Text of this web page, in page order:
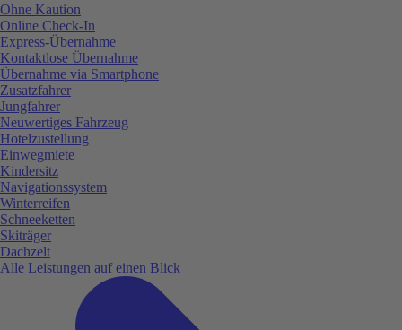
Ohne Kaution
Online Check-In
Express-Übernahme
Kontaktlose Übernahme
Übernahme via Smartphone
Zusatzfahrer
Jungfahrer
Neuwertiges Fahrzeug
Hotelzustellung
Einwegmiete
Kindersitz
Navigationssystem
Winterreifen
Schneeketten
Skiträger
Dachzelt
Alle Leistungen auf einen Blick